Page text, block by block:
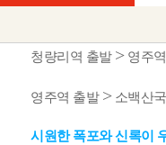
청량리역 출발 >영주
영주역 출발 >소백산국
시원한 폭포와 신록이